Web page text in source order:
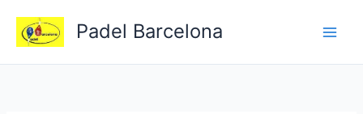
contenido
Padel Barcelona